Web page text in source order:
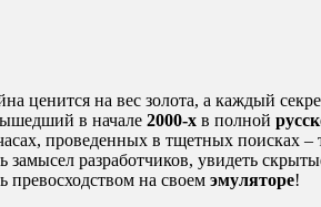
ценится на вес золота, а каждый
в начале 2000-х в полной
проведенных в тщетных поисках
замысел разработчиков, увидеть
превосходством на своем эмуляторе!